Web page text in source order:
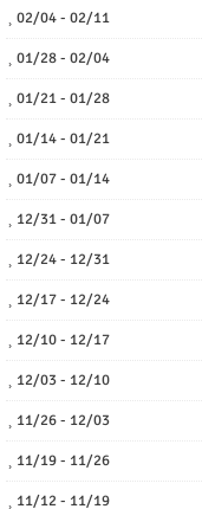
02/04 - 02/11
01/28 - 02/04
01/21 - 01/28
01/14 - 01/21
01/07 - 01/14
12/31 - 01/07
12/24 - 12/31
12/17 - 12/24
12/10 - 12/17
12/03 - 12/10
11/26 - 12/03
11/19 - 11/26
11/12 - 11/19